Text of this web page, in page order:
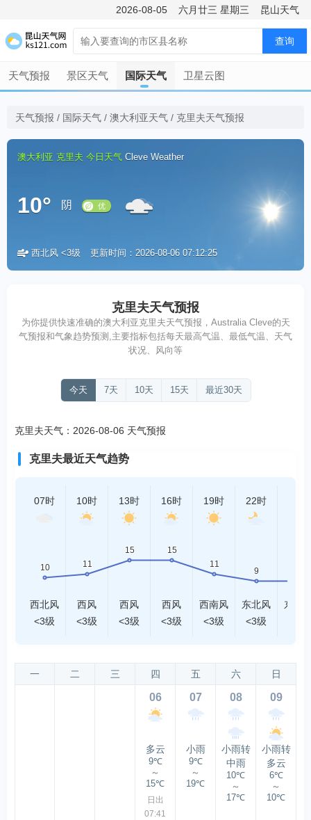
2026-08-05 六月廿三 星期三 昆山天气
查询
天气预报 景区天气 国际天气 卫星云图
天气预报 / 国际天气 / 澳大利亚天气 / 克里夫天气预报
澳大利亚 克里夫 今日天气 Cleve Weather
10° 阴
优
西北风 <3级 更新时间：2026-08-06 07:12:25
克里夫天气预报
为你提供快速准确的澳大利亚克里夫天气预报，Australia Cleve的天
气预报和气象趋势预测,主要指标包括每天最高气温、最低气温、天气
状况、风向等
今天 7天 10天 15天 最近30天
克里夫天气：2026-08-06 天气预报
克里夫最近天气趋势
07时
西北风
<3级
10时
西风
<3级
13时
西风
<3级
16时
西风
<3级
19时
西南风
<3级
22时
东北风
<3级
东北
一 二 三 四 五 六 日
06
多云
9℃
～
15℃
日出
07:41
07
小雨
9℃
～
19℃
08
小雨转
中雨
10℃
～
17℃
09
小雨转
多云
6℃
～
10℃